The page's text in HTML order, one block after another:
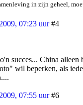
in zijn geheel,
07:23 uur #4
succes... China alleen
wil beperken, als
07:55 uur #6